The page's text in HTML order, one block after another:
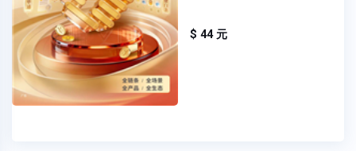
$ 44 元